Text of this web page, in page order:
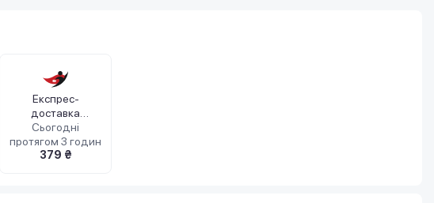
Експрес-
доставка
кур'єром iPOST
Сьогодні
протягом 3 годин
379 ₴